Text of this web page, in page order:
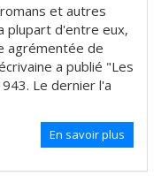
et autres
plupart d'entre eux,
agrémentée de
a publié "Les
Le dernier l'a
En savoir plus